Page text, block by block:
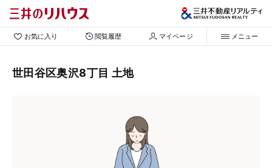
お気に入り 閲覧履歴 マイページ メニュー
世田谷区奥沢8丁目 土地